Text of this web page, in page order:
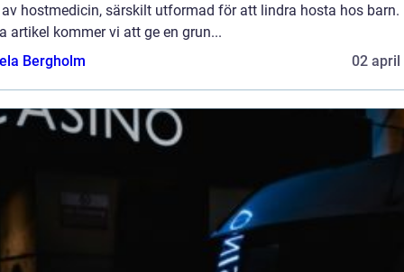
hostmedicin, särskilt utformad för att lindra hosta hos barn.
artikel kommer vi att ge en grun...
Bergholm
02 april